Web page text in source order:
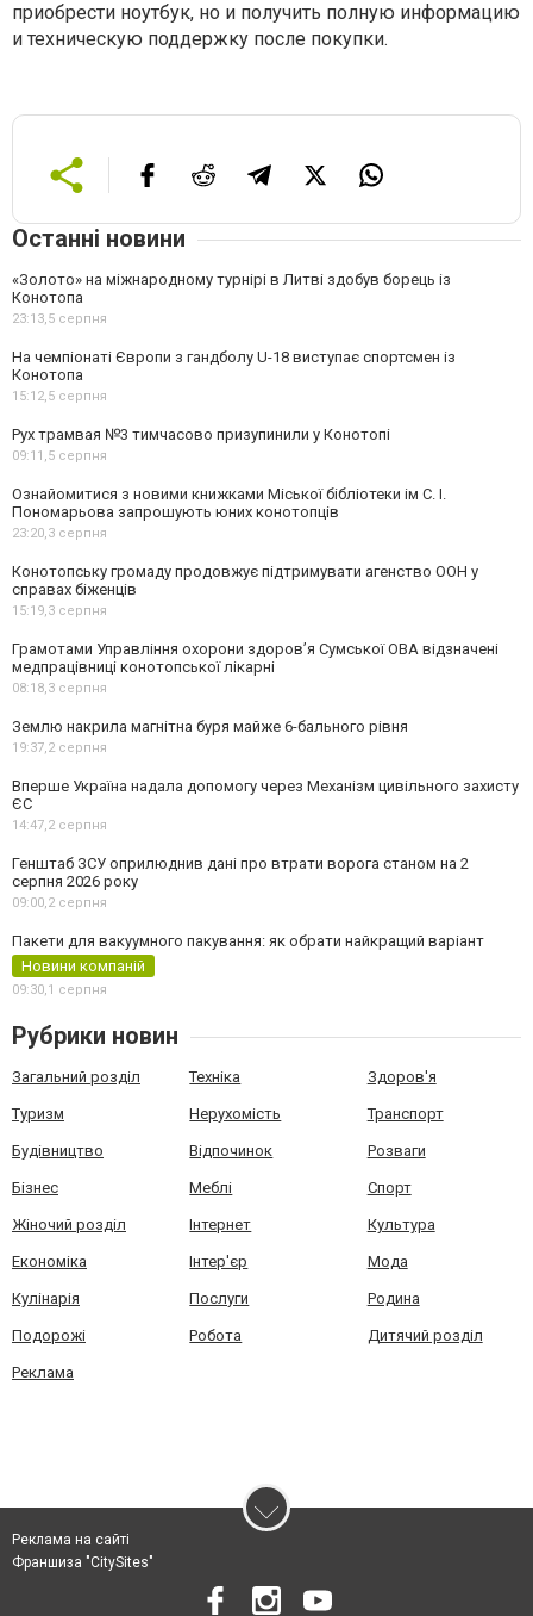
приобрести ноутбук, но и получить полную информацию
и техническую поддержку после покупки.
Останні новини
«Золото» на міжнародному турнірі в Литві здобув борець із
Конотопа
23:13,5 серпня
На чемпіонаті Європи з гандболу U-18 виступає спортсмен із
Конотопа
15:12,5 серпня
Рух трамвая №3 тимчасово призупинили у Конотопі
09:11,5 серпня
Ознайомитися з новими книжками Міської бібліотеки ім С. І.
Пономарьова запрошують юних конотопців
23:20,3 серпня
Конотопську громаду продовжує підтримувати агенство ООН у
справах біженців
15:19,3 серпня
Грамотами Управління охорони здоров’я Сумської ОВА відзначені
медпрацівниці конотопської лікарні
08:18,3 серпня
Землю накрила магнітна буря майже 6-бального рівня
19:37,2 серпня
Вперше Україна надала допомогу через Механізм цивільного захисту
ЄС
14:47,2 серпня
Генштаб ЗСУ оприлюднив дані про втрати ворога станом на 2
серпня 2026 року
09:00,2 серпня
Пакети для вакуумного пакування: як обрати найкращий варіант
Новини компаній
09:30,1 серпня
Рубрики новин
Загальний розділ Техніка Здоров'я
Туризм Нерухомість Транспорт
Будівництво Відпочинок Розваги
Бізнес Меблі Спорт
Жіночий розділ Інтернет Культура
Економіка Інтер'єр Мода
Кулінарія Послуги Родина
Подорожі Робота Дитячий розділ
Реклама
Реклама на сайті
Франшиза "CitySites"